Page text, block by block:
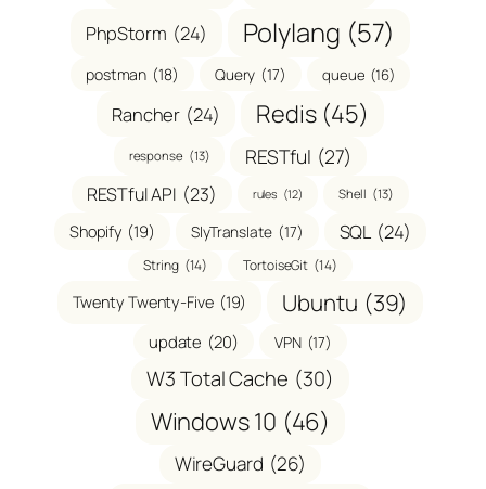
PhpStorm (24) Polylang (57)
postman (18) Query (17) queue (16)
Rancher (24) Redis (45)
response (13) RESTful (27)
RESTful API (23) rules (12) Shell (13)
Shopify (19) SlyTranslate (17) SQL (24)
String (14) TortoiseGit (14)
Twenty Twenty-Five (19) Ubuntu (39)
update (20) VPN (17)
W3 Total Cache (30)
Windows 10 (46)
WireGuard (26)